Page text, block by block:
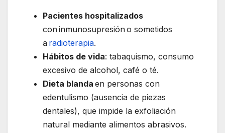
Pacientes hospitalizados
con inmunosupresión o sometidos
a radioterapia.
Hábitos de vida: tabaquismo, consumo
excesivo de alcohol, café o té.
Dieta blanda en personas con
edentulismo (ausencia de piezas
dentales), que impide la exfoliación
natural mediante alimentos abrasivos.